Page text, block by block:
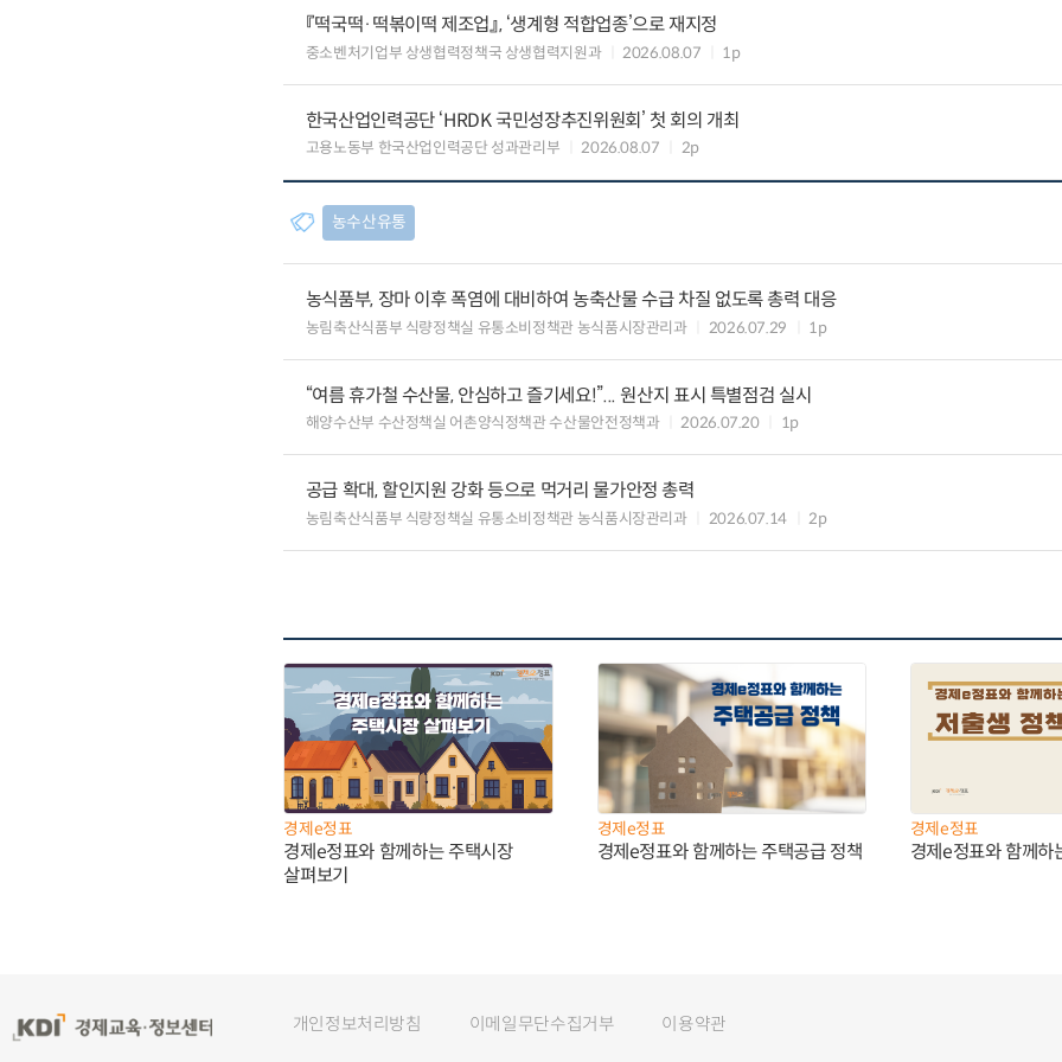
『떡국떡·떡볶이떡 제조업』, ‘생계형 적합업종’으로 재지정
중소벤처기업부 상생협력정책국 상생협력지원과 2026.08.07 1p
한국산업인력공단 ‘HRDK 국민성장추진위원회’ 첫 회의 개최
고용노동부 한국산업인력공단 성과관리부 2026.08.07 2p
농수산유통
농식품부, 장마 이후 폭염에 대비하여 농축산물 수급 차질 없도록 총력 대응
농림축산식품부 식량정책실 유통소비정책관 농식품시장관리과 2026.07.29 1p
“여름 휴가철 수산물, 안심하고 즐기세요!”... 원산지 표시 특별점검 실시
해양수산부 수산정책실 어촌양식정책관 수산물안전정책과 2026.07.20 1p
공급 확대, 할인지원 강화 등으로 먹거리 물가안정 총력
농림축산식품부 식량정책실 유통소비정책관 농식품시장관리과 2026.07.14 2p
경제e정표
경제e정표와 함께하는 주택시장
살펴보기
경제e정표
경제e정표와 함께하는 주택공급 정책
경제e정표
경제e정표와 함께하
개인정보처리방침 이메일무단수집거부 이용약관